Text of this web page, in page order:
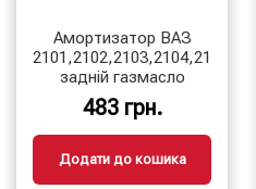
Амортизатор ВАЗ
задній газмасло
483 грн.
Додати до кошика